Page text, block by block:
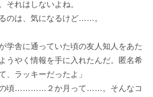
れはしないよね。
のは、気になるけど……。
学舎に通っていた頃の友人知人をあた
うやく情報を手に入れたんだ。匿名希
、ラッキーだったよ」
頃…………２か月って……。そんなコ